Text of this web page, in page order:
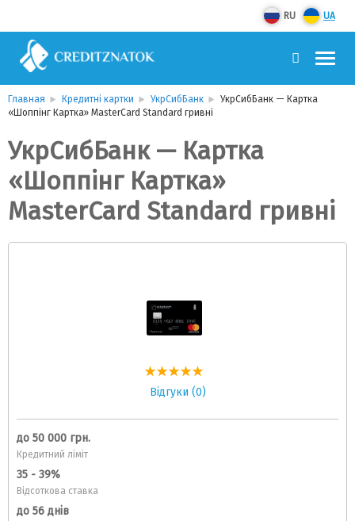
RU UA
Главная Кредитні картки УкрСибБанк
УкрСибБанк — Картка
«Шоппiнг Картка» MasterCard Standard гривнi
УкрСибБанк — Картка
«Шоппiнг Картка»
MasterCard Standard гривнi
Відгуки (0)
до 50 000 грн.
Кредитний ліміт
35 - 39%
Відсоткова ставка
до 56 днів